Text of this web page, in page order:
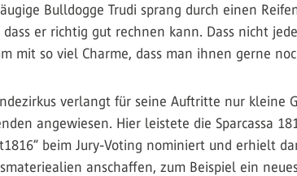
Bulldogge Trudi sprang durch einen
dass er richtig gut rechnen kann. Dass nicht
mit so viel Charme, dass man ihnen gerne
verlangt für seine Auftritte nur kleine
angewiesen. Hier leistete die Sparcassa
beim Jury-Voting nominiert und erhielt
anschaffen, zum Beispiel ein